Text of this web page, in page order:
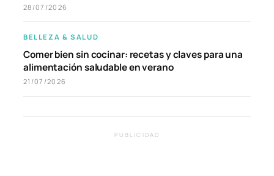
28/07/2026
BELLEZA & SALUD
Comer bien sin cocinar: recetas y claves para una
alimentación saludable en verano
21/07/2026
PUBLICIDAD